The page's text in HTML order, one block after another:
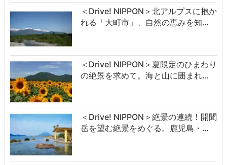
＜Drive! NIPPON＞北アルプスに抱か
れる「大町市」、自然の恵みを知…
＜Drive! NIPPON＞夏限定のひまわり
の絶景を求めて。海と山に囲まれ…
＜Drive! NIPPON＞絶景の連続！開聞
岳を望む絶景をめぐる。鹿児島・…